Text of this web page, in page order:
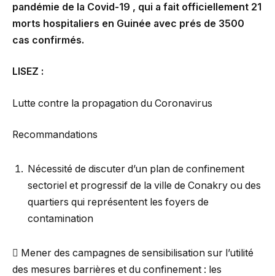
pandémie de la Covid-19 , qui a fait officiellement 21
morts hospitaliers en Guinée avec prés de 3500
cas confirmés.
LISEZ :
Lutte contre la propagation du Coronavirus
Recommandations
Nécessité de discuter d’un plan de confinement
sectoriel et progressif de la ville de Conakry ou des
quartiers qui représentent les foyers de
contamination
 Mener des campagnes de sensibilisation sur l’utilité
des mesures barrières et du confinement : les